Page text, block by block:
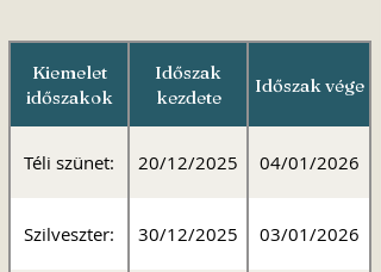
Kiemelet
időszakok
Időszak
kezdete
Időszak vége
Téli szünet: 20/12/2025 04/01/2026
Szilveszter: 30/12/2025 03/01/2026